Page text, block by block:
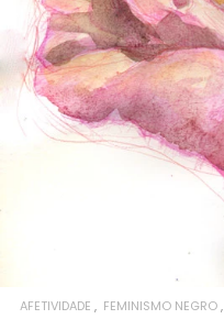
AFETIVIDADE FEMINISMO NEGRO